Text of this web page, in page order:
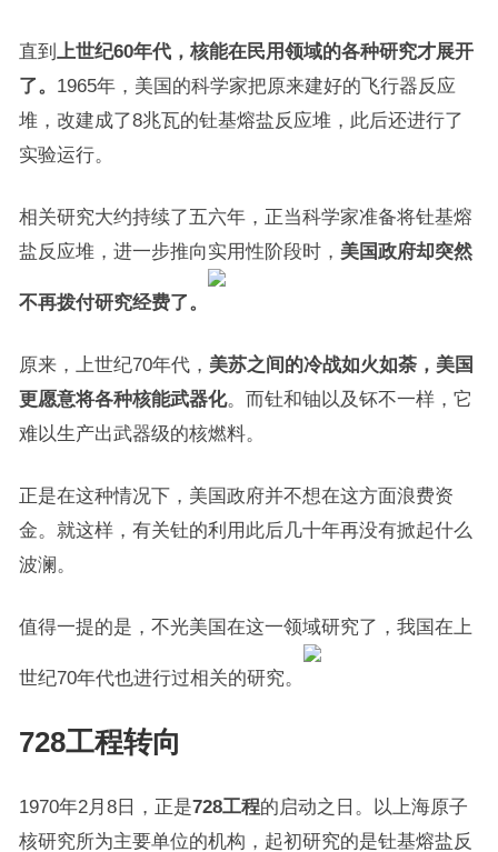
直到
上世纪60年代，核能在民用领域的各种研究才展开
了。 1965年，美国的科学家把原来建好的飞行器反应
堆，改建成了8兆瓦的钍基熔盐反应堆，此后还进行了
实验运行。
相关研究大约持续了五六年，正当科学家准备将钍基熔
盐反应堆，进一步推向实用性阶段时， 美国政府却突然
不再拨付研究经费了。
原来，上世纪70年代， 美苏之间的冷战如火如荼，美国
更愿意将各种核能武器化。而钍和铀以及钚不一样，它
难以生产出武器级的核燃料。
正是在这种情况下，美国政府并不想在这方面浪费资
金。就这样，有关钍的利用此后几十年再没有掀起什么
波澜。
值得一提的是，不光美国在这一领域研究了，我国在上
世纪70年代也进行过相关的研究。
728工程转向
1970年2月8日，正是728工程的启动之日。以上海原子
核研究所为主要单位的机构，起初研究的是钍基熔盐反